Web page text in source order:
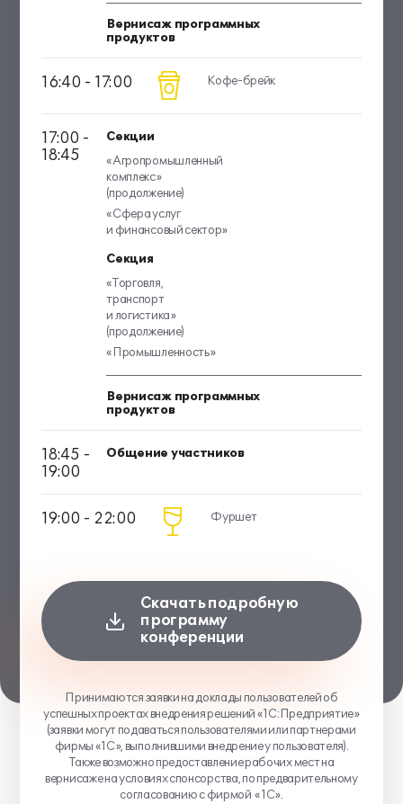
Вернисаж программных
продуктов
16:40 - 17:00 Кофе-брейк
17:00 -
18:45
Секции
«Агропромышленный
комплекс»
(продолжение)
«Сфера услуг
и финансовый сектор»
Секция
«Торговля,
транспорт
и логистика»
(продолжение)
«Промышленность»
Вернисаж программных
продуктов
18:45 -
19:00
Общение участников
19:00 - 22:00 Фуршет
Скачать подробную
программу
конференции
Принимаются заявки на доклады пользователей об
успешных проектах внедрения решений «1С:Предприятие»
(заявки могут подаваться пользователями или партнерами
фирмы «1С», выполнившими внедрение у пользователя).
Также возможно предоставление рабочих мест на
вернисаже на условиях спонсорства, по предварительному
согласованию с фирмой «1С».